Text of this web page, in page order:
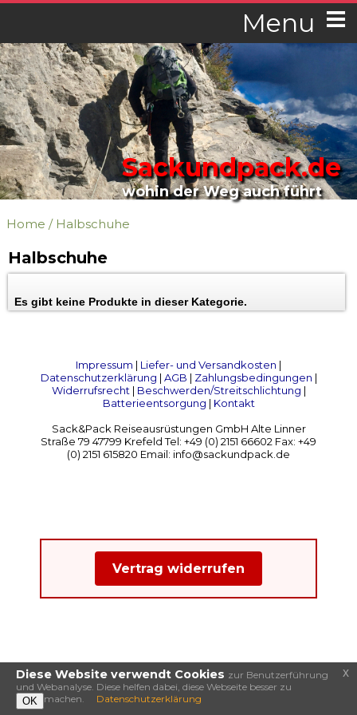
Menu
Sackundpack.de
wohin der Weg auch führt
Home / Halbschuhe
Halbschuhe
Es gibt keine Produkte in dieser Kategorie.
Impressum | Liefer- und Versandkosten |
Datenschutzerklärung | AGB | Zahlungsbedingungen |
Widerrufsrecht| Beschwerden/Streitschlichtung |
Batterieentsorgung | Kontakt
Sack&Pack Reiseausrüstungen GmbH Alte Linner
Straße 79 47799 Krefeld Tel: +49 (0) 2151 66602 Fax: +49
(0) 2151 615820 Email: info@sackundpack.de
Vertrag widerrufen
Diese Website verwendt Cookies zur Benutzerführung
und Webanalyse. Diese helfen dabei, diese Webseite besser zu
machen.
OK Datenschutzerklärung
x